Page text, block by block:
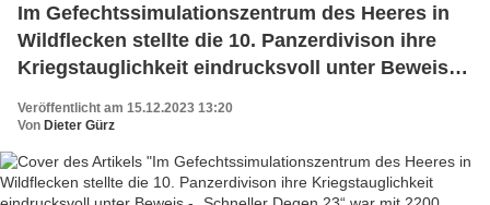
Im Gefechtssimulationszentrum des Heeres in
Wildflecken stellte die 10. Panzerdivison ihre
Kriegstauglichkeit eindrucksvoll unter Beweis -
Übungsteilnehmern aus 14 Ländern die größte
Veröffentlicht am 15.12.2023 13:20
Von Dieter Gürz